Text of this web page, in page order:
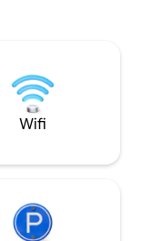
10 min de
de Seal Rocks et
COUCHETTES
Wifi